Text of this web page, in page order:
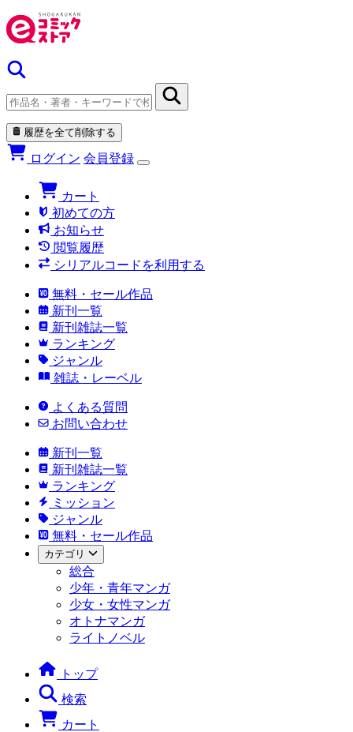
履歴を全て削除する
ログイン 会員登録
カート
初めての方
お知らせ
閲覧履歴
シリアルコードを利用する
無料・セール作品
新刊一覧
新刊雑誌一覧
ランキング
ジャンル
雑誌・レーベル
よくある質問
お問い合わせ
新刊一覧
新刊雑誌一覧
ランキング
ミッション
ジャンル
無料・セール作品
カテゴリ
総合
少年・青年マンガ
少女・女性マンガ
オトナマンガ
ライトノベル
トップ
検索
カート